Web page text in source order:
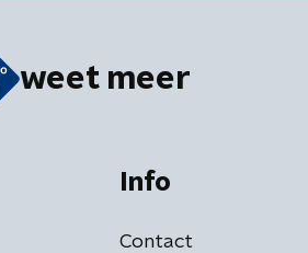
weet meer
Info
Contact